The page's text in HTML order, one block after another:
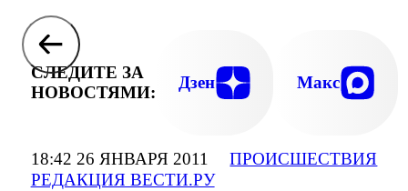
18:42 26 ЯНВАРЯ 2011
РЕДАКЦИЯ ВЕСТИ.РУ
ПРОИСШЕСТВИЯ
СЛЕДИТЕ ЗА
НОВОСТЯМИ:
Дзен Макс